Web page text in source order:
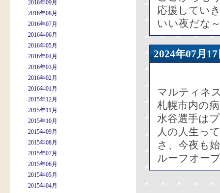
2016年09月
2016年08月
2016年07月
2016年06月
2016年05月
2016年04月
2016年03月
2016年02月
2016年01月
2015年12月
2015年11月
2015年10月
2015年09月
2015年08月
2015年07月
2015年06月
2015年05月
2015年04月
応援してい
いい夜だな
2024年07
マルティネ
札幌市内の
水谷選手は
人の人生っ
さ、今夜も
ルーフオー